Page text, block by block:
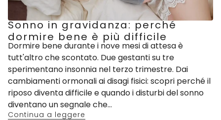
Sonno in gravidanza: perché
dormire bene è più difficile
Dormire bene durante i nove mesi di attesa è
tutt'altro che scontato. Due gestanti su tre
sperimentano insonnia nel terzo trimestre. Dai
cambiamenti ormonali ai disagi fisici: scopri perché il
riposo diventa difficile e quando i disturbi del sonno
diventano un segnale che...
Continua a leggere